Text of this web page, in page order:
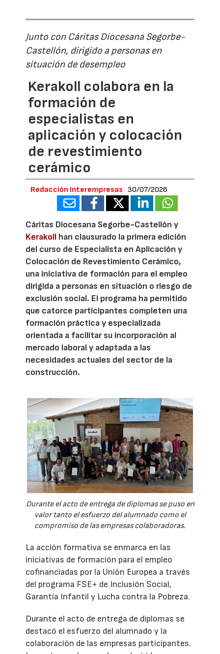
Junto con Cáritas Diocesana Segorbe-
Castellón, dirigido a personas en
situación de desempleo
Kerakoll colabora en la
formación de
especialistas en
aplicación y colocación
de revestimiento
cerámico
Redacción Interempresas 30/07/2026
Cáritas Diocesana Segorbe-Castellón y
Kerakoll han clausurado la primera edición
del curso de Especialista en Aplicación y
Colocación de Revestimiento Cerámico,
una iniciativa de formación para el empleo
dirigida a personas en situación o riesgo de
exclusión social. El programa ha permitido
que catorce participantes completen una
formación práctica y especializada
orientada a facilitar su incorporación al
mercado laboral y adaptada a las
necesidades actuales del sector de la
construcción.
Durante el acto de entrega de diplomas se puso en
valor tanto el esfuerzo del alumnado como el
compromiso de las empresas colaboradoras.
La acción formativa se enmarca en las
iniciativas de formación para el empleo
cofinanciadas por la Unión Europea a través
del programa FSE+ de Inclusión Social,
Garantía Infantil y Lucha contra la Pobreza.
Durante el acto de entrega de diplomas se
destacó el esfuerzo del alumnado y la
colaboración de las empresas participantes.